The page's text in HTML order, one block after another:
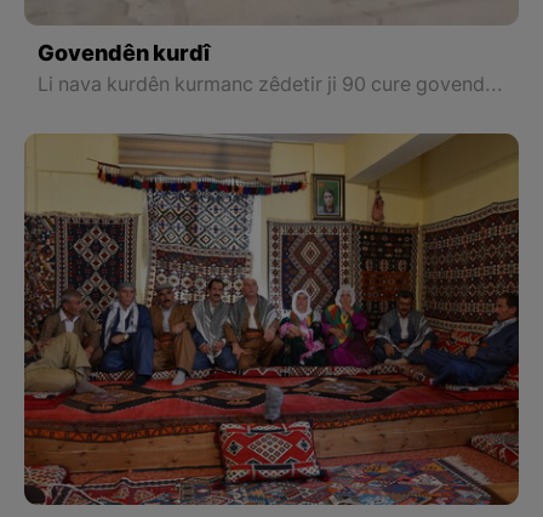
Govendên kurdî
Li nava kurdên kurmanc zêdetir ji 90 cure govend hene. Helbet li nava kurdên kurmancên Badînî li herêma Badînan de hinek govendên taybet jî hene.